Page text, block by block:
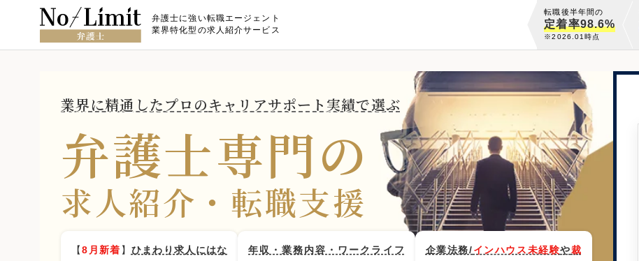
弁護士に強い転職エージェント
業界特化型の求人紹介サービス
転職後半年間の
定着率98.6%
※2026.01時点
業界に精通したプロのキャリアサポート実績で選ぶ
弁護士専門の
求人紹介・転職支援
【8月新着 】 ひまわり求人にはな
年収・業務内容・ワークライフ
企業法務/インハウス未経験や裁